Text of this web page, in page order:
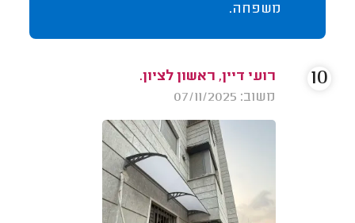
משפחה.
רועי דיין, ראשון לציון.
משוב: 07/11/2025
10